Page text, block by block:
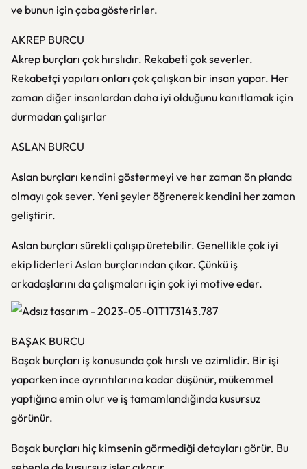
ve bunun için çaba gösterirler.
AKREP BURCU
Akrep burçları çok hırslıdır. Rekabeti çok severler.
Rekabetçi yapıları onları çok çalışkan bir insan yapar. Her
zaman diğer insanlardan daha iyi olduğunu kanıtlamak için
durmadan çalışırlar
ASLAN BURCU
Aslan burçları kendini göstermeyi ve her zaman ön planda
olmayı çok sever. Yeni şeyler öğrenerek kendini her zaman
geliştirir.
Aslan burçları sürekli çalışıp üretebilir. Genellikle çok iyi
ekip liderleri Aslan burçlarından çıkar. Çünkü iş
arkadaşlarını da çalışmaları için çok iyi motive eder.
BAŞAK BURCU
Başak burçları iş konusunda çok hırslı ve azimlidir. Bir işi
yaparken ince ayrıntılarına kadar düşünür, mükemmel
yaptığına emin olur ve iş tamamlandığında kusursuz
görünür.
Başak burçları hiç kimsenin görmediği detayları görür. Bu